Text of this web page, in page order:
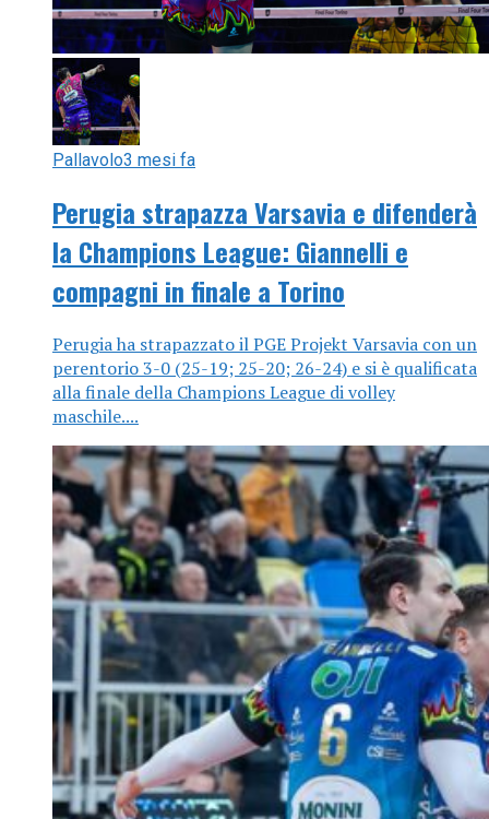
Pallavolo3 mesi fa
Perugia strapazza Varsavia e difenderà
la Champions League: Giannelli e
compagni in finale a Torino
Perugia ha strapazzato il PGE Projekt Varsavia con un
perentorio 3-0 (25-19; 25-20; 26-24) e si è qualificata
alla finale della Champions League di volley
maschile....